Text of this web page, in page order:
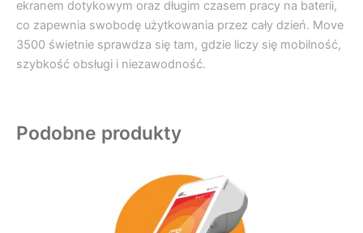
ekranem dotykowym oraz długim czasem pracy na baterii,
co zapewnia swobodę użytkowania przez cały dzień. Move
3500 świetnie sprawdza się tam, gdzie liczy się mobilność,
szybkość obsługi i niezawodność.
Podobne produkty